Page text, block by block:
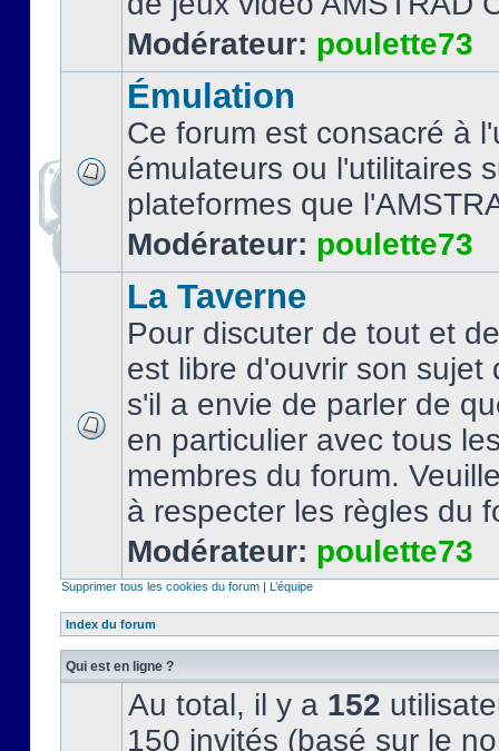
Modérateur: poulette73
Émulation
Ce forum est consacré à
émulateurs ou l'utilitaires
plateformes que
Modérateur: poulette73
La Taverne
Pour discuter de tout et
est libre d'ouvrir son sujet
s'il a envie de parler de
en particulier avec tous
membres du forum.
à respecter les règles du
Modérateur: poulette73
Supprimer tous les cookies du forum | L’équipe
Index du forum
Qui est en ligne ?
Au total, il y a 152
150 invités (basé sur le